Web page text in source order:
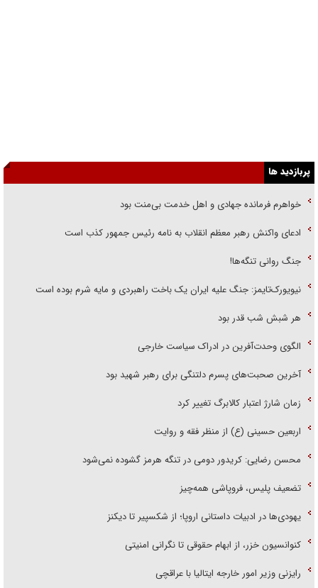
پربازدید ها
خواهرم فرمانده جهادی و اهل خدمت بی‌منت بود
ادعای واکنش رهبر معظم انقلاب به نامه رئیس جمهور کذب است
جنگ روانی تنگه‌ها!
نیویورک‌تایمز: جنگ علیه ایران یک باخت راهبردی و مایه شرم بوده است
هر شبش شب قدر بود
الگوی وحدت‌آفرین در ادراک سیاست خارجی
آخرین صحبت‌های پسرم دلتنگی برای رهبر شهید بود
زمان شارژ اعتبار کالابرگ تغییر کرد
اربعین حسینی (ع) از منظر فقه و روایت
محسن رضایی: کریدور دومی در تنگه هرمز گشوده نمی‌شود
تضعیف پلیس، فروپاشی همه‌چیز
یهودی‌ها در ادبیات داستانی اروپا؛ از شکسپیر تا دیکنز
کنوانسیون خزر، از ابهام حقوقی تا نگرانی امنیتی
رایزنی وزیر امور خارجه ایتالیا با عراقچی